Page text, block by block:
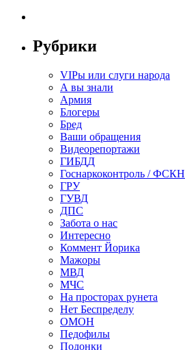
Рубрики
VIPы или слуги народа
А вы знали
Армия
Блогеры
Бред
Ваши обращения
Видеорепортажи
ГИБДД
Госнаркоконтроль / ФСКН
ГРУ
ГУВД
ДПС
Забота о нас
Интересно
Коммент Йорика
Мажоры
МВД
МЧС
На просторах рунета
Нет Беспределу
ОМОН
Педофилы
Подонки